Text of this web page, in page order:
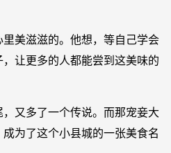
美滋滋的。他想，等自己学会
让更多的人都能尝到这美味的
又多了一个传说。而那宠妾大
为了这个小县城的一张美食名